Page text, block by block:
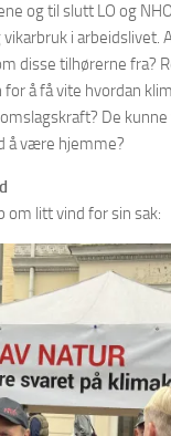
og til slutt LO og
i arbeidslivet.
disse tilhørerne fra?
for å få vite hvordan
De kunne
å være hjemme?
om litt vind for sin sak: